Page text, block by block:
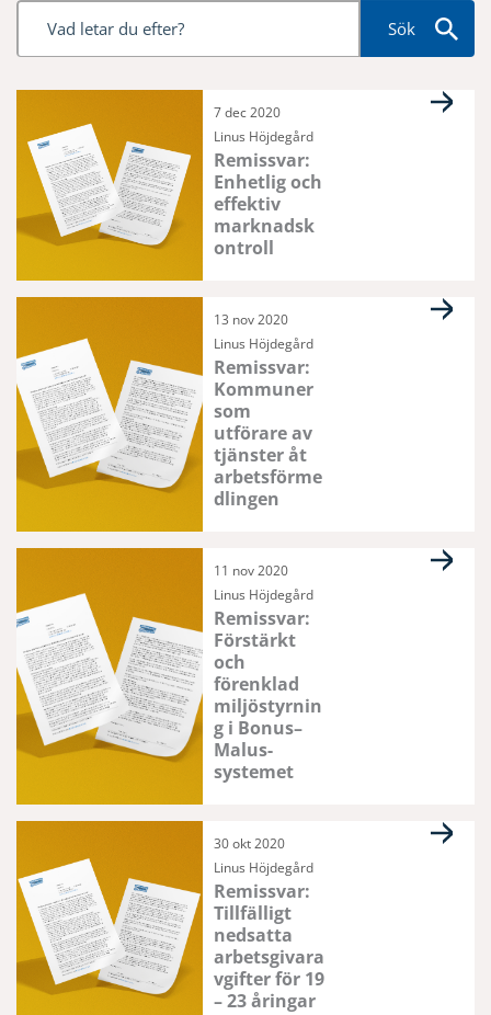
Sök
7 dec 2020
Linus Höjdegård
Remissvar:
Enhetlig och
effektiv
marknadsk
ontroll
13 nov 2020
Linus Höjdegård
Remissvar:
Kommuner
som
utförare av
tjänster åt
arbetsförme
dlingen
11 nov 2020
Linus Höjdegård
Remissvar:
Förstärkt
och
förenklad
miljöstyrnin
g i Bonus–
Malus-
systemet
30 okt 2020
Linus Höjdegård
Remissvar:
Tillfälligt
nedsatta
arbetsgivara
vgifter för 19
– 23 åringar
Sida SidaSida